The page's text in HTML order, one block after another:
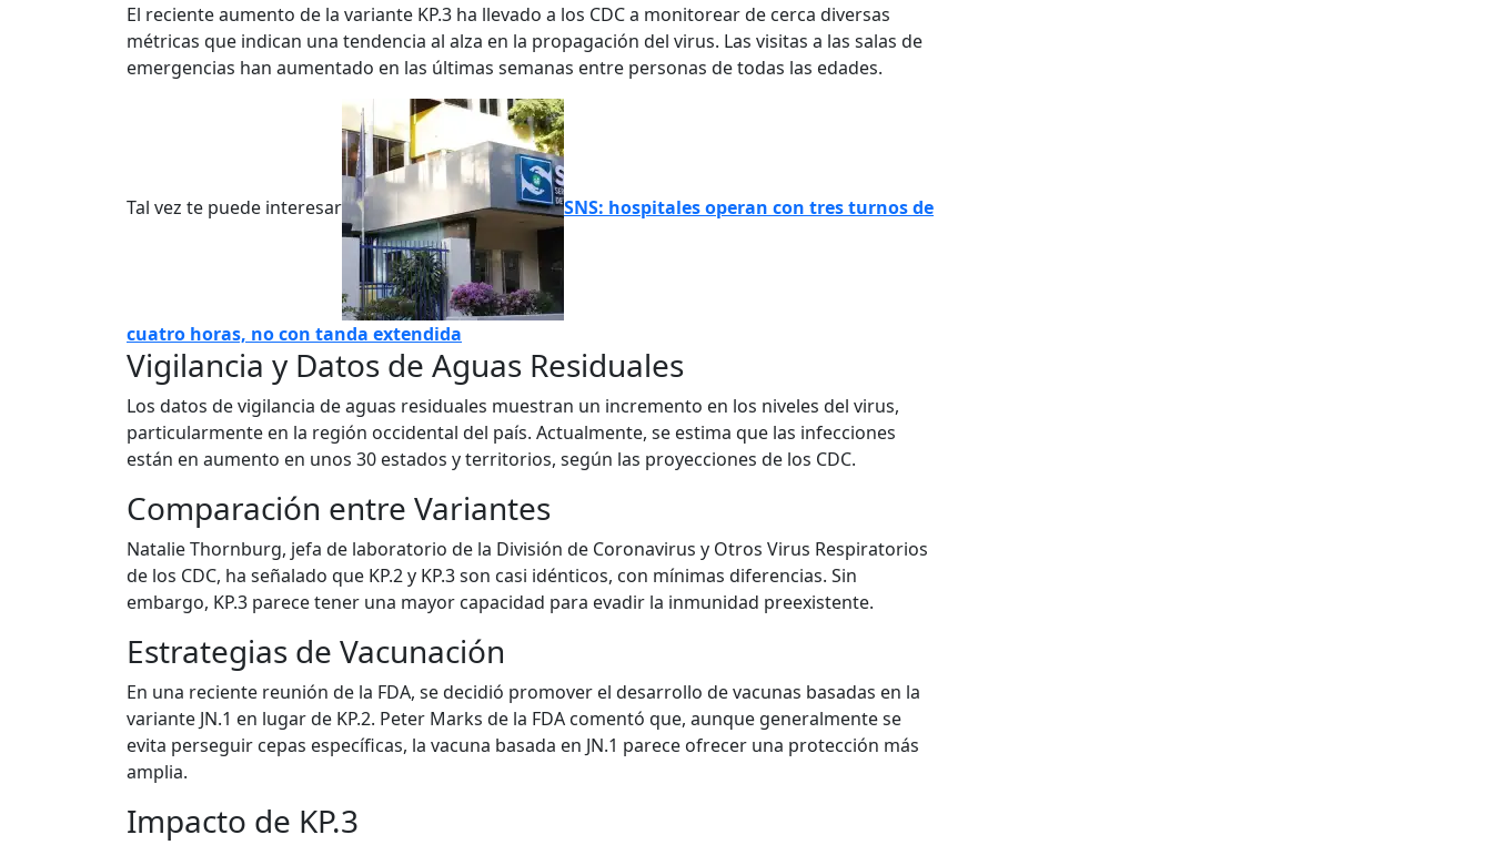
El reciente aumento de la variante KP.3 ha llevado a los CDC a monitorear de cerca diversas
métricas que indican una tendencia al alza en la propagación del virus. Las visitas a las salas de
emergencias han aumentado en las últimas semanas entre personas de todas las edades.
Tal vez te puede interesar SNS: hospitales operan con tres turnos de
cuatro horas, no con tanda extendida
Vigilancia y Datos de Aguas Residuales
Los datos de vigilancia de aguas residuales muestran un incremento en los niveles del virus,
particularmente en la región occidental del país. Actualmente, se estima que las infecciones
están en aumento en unos 30 estados y territorios, según las proyecciones de los CDC.
Comparación entre Variantes
Natalie Thornburg, jefa de laboratorio de la División de Coronavirus y Otros Virus Respiratorios
de los CDC, ha señalado que KP.2 y KP.3 son casi idénticos, con mínimas diferencias. Sin
embargo, KP.3 parece tener una mayor capacidad para evadir la inmunidad preexistente.
Estrategias de Vacunación
En una reciente reunión de la FDA, se decidió promover el desarrollo de vacunas basadas en la
variante JN.1 en lugar de KP.2. Peter Marks de la FDA comentó que, aunque generalmente se
evita perseguir cepas específicas, la vacuna basada en JN.1 parece ofrecer una protección más
amplia.
Impacto de KP.3